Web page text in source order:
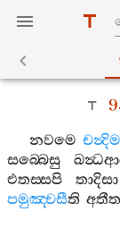
නවමෙ
සබ‍්බෙසු
එතස‍්සපි
තාදිසා
පමුඤ‍්චසීති